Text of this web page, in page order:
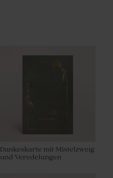
Dankeskarte mit Mistelzweig
und Veredelungen